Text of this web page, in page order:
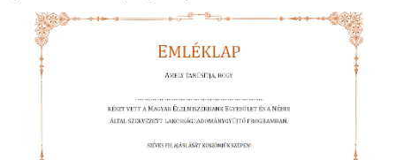
Olyan élelmiszert, amelyet Te magad is jó szívvel
elfogyasztanál, s amely az alábbi feltételeknek megfelel:
Legális kereskedelemben vásárolt
A csomagolása nem sérült
Tartós, vagyis minőségmegőrzési idővel rendelkezik
A minőségmegőrzési idejéből még legalább 1 hét hátravan,